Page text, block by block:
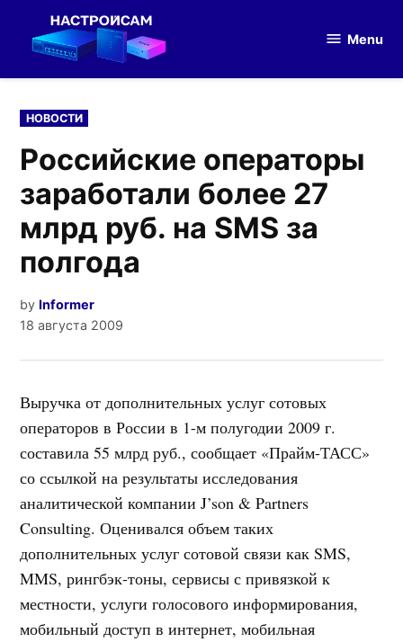
оборудования
Menu
POSTED
IN
НОВОСТИ
Российские операторы
заработали более 27
млрд руб. на SMS за
полгода
by Informer
18 августа 2009
Выручка от дополнительных услуг сотовых
операторов в России в 1-м полугодии 2009 г.
составила 55 млрд руб., сообщает «Прайм-ТАСС»
со ссылкой на результаты исследования
аналитической компании J’son & Partners
Consulting. Оценивался объем таких
дополнительных услуг сотовой связи как SMS,
MMS, рингбэк-тоны, сервисы с привязкой к
местности, услуги голосового информирования,
мобильный доступ в интернет, мобильная